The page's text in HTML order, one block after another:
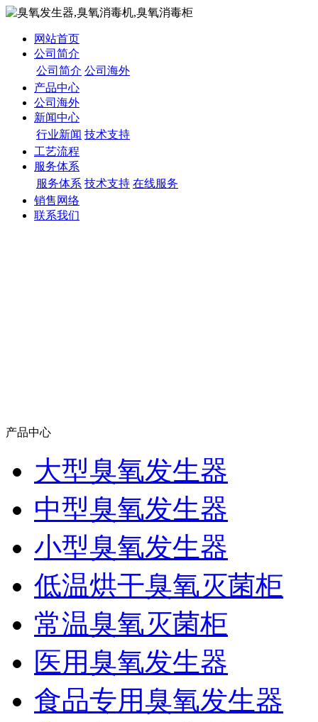
网站首页
公司简介
公司简介 公司海外
产品中心
公司海外
新闻中心
行业新闻 技术支持
工艺流程
服务体系
服务体系 技术支持 在线服务
销售网络
联系我们
产品中心
大型臭氧发生器
中型臭氧发生器
小型臭氧发生器
低温烘干臭氧灭菌柜
常温臭氧灭菌柜
医用臭氧发生器
食品专用臭氧发生器